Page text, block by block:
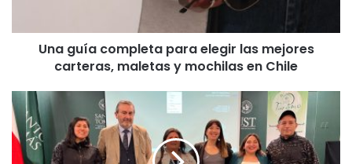
o
e
t
a
Una guía completa para elegir las mejores
carteras, maletas y mochilas en Chile
C
o
n